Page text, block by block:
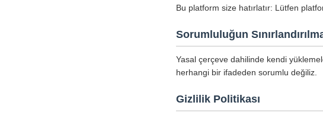
Bu platform size hatırlatır: Lütfen
Sorumluluğun
Yasal çerçeve dahilinde kendi
herhangi bir ifadeden sorumlu değiliz.
Gizlilik Politikası